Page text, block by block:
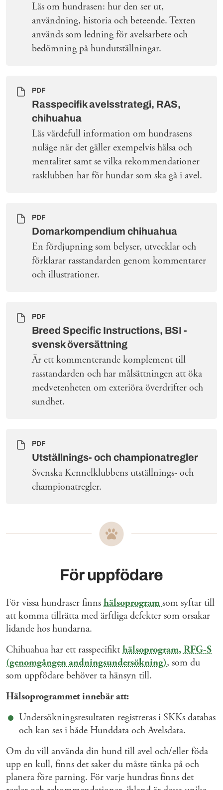
Läs om hundrasen: hur den ser ut,
användning, historia och beteende. Texten
används som ledning för avelsarbete och
bedömning på hundutställningar.
PDF
Rasspecifik avelsstrategi, RAS,
chihuahua
Läs värdefull information om hundrasens
nuläge när det gäller exempelvis hälsa och
mentalitet samt se vilka rekommendationer
rasklubben har för hundar som ska gå i avel.
PDF
Domarkompendium chihuahua
En fördjupning som belyser, utvecklar och
förklarar rasstandarden genom kommentarer
och illustrationer.
PDF
Breed Specific Instructions, BSI -
svensk översättning
Är ett kommenterande komplement till
rasstandarden och har målsättningen att öka
medvetenheten om exteriöra överdrifter och
sundhet.
PDF
Utställnings- och championatregler
Svenska Kennelklubbens utställnings- och
championatregler.
För uppfödare
För vissa hundraser finns hälsoprogramsom syftar till
att komma tillrätta med ärftliga defekter som orsakar
lidande hos hundarna.
Chihuahua har ett rasspecifikt hälsoprogram, RFG-S
(genomgången andningsundersökning), som du
som uppfödare behöver ta hänsyn till.
Hälsoprogrammet innebär att:
Undersökningsresultaten registreras i SKKs databas
och kan ses i både Hunddata och Avelsdata.
Om du vill använda din hund till avel och/eller föda
upp en kull, finns det saker du måste tänka på och
planera före parning. För varje hundras finns det